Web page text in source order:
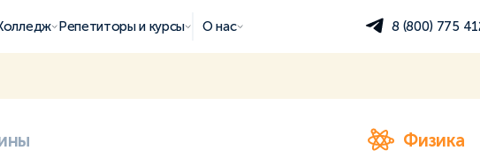
Репетиторы и курсы О нас 8 (800) 775
Физика